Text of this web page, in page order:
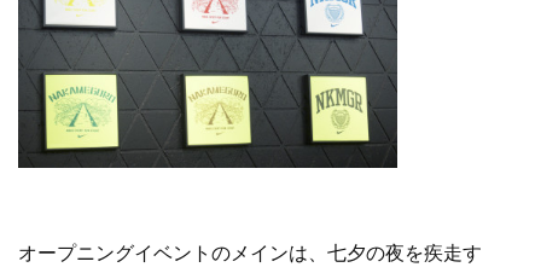
オープニングイベントのメインは、七夕の夜を疾走す